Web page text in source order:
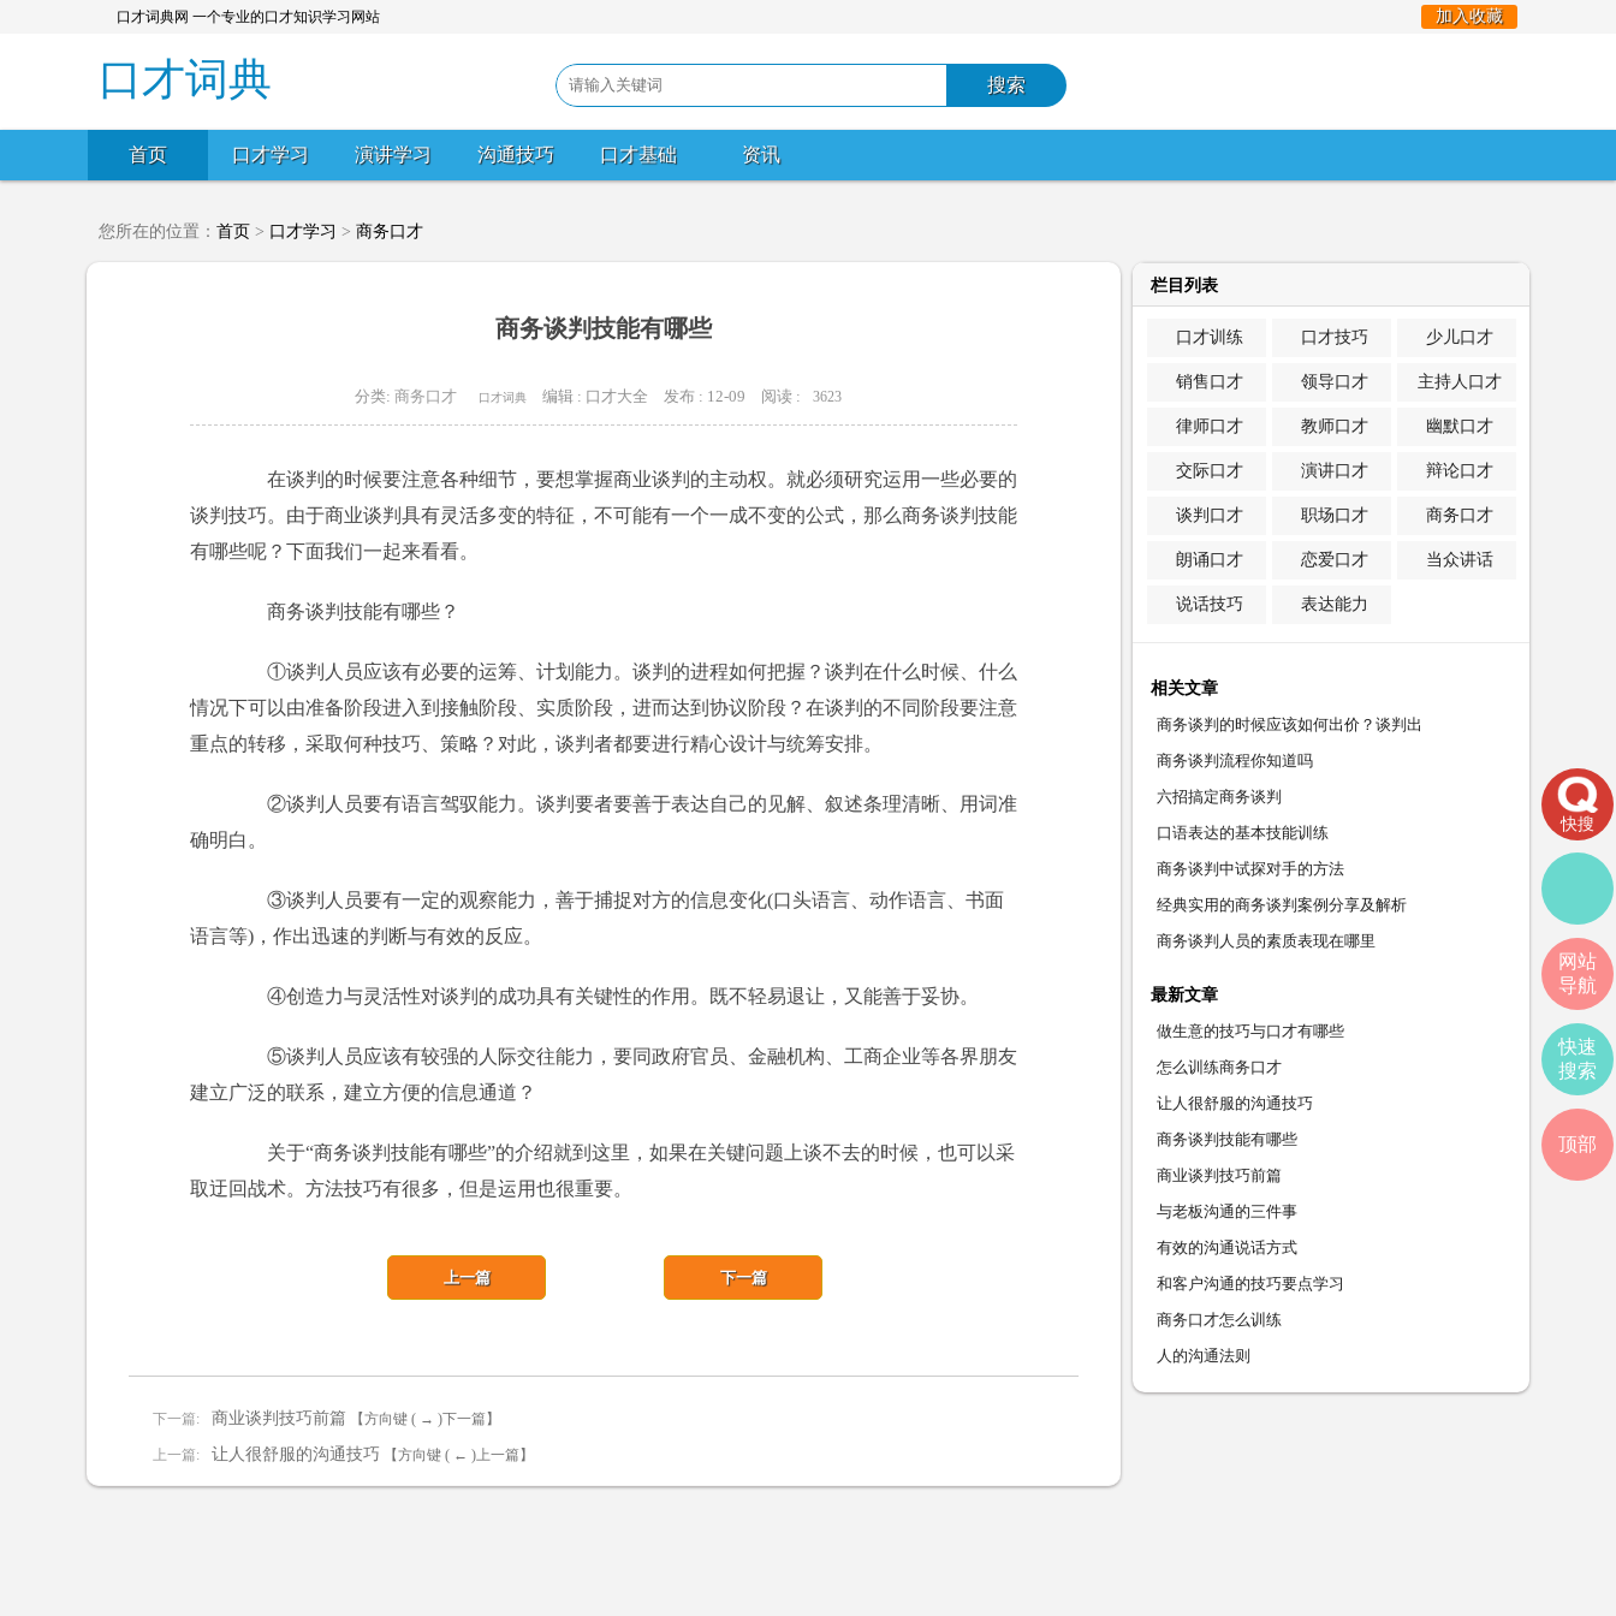
口才词典网 一个专业的口才知识学习网站 加入收藏
口才词典
首页 口才学习 演讲学习 沟通技巧 口才基础 资讯
您所在的位置： 首页 > 口才学习 > 商务口才
商务谈判技能有哪些
分类: 商务口才 口才词典 编辑 : 口才大全 发布 : 12-09 阅读 : 3623
在谈判的时候要注意各种细节，要想掌握商业谈判的主动权。就必须研究运用一些必要的
谈判技巧。由于商业谈判具有灵活多变的特征，不可能有一个一成不变的公式，那么商务谈判技能
有哪些呢？下面我们一起来看看。
商务谈判技能有哪些？
①谈判人员应该有必要的运筹、计划能力。谈判的进程如何把握？谈判在什么时候、什么
情况下可以由准备阶段进入到接触阶段、实质阶段，进而达到协议阶段？在谈判的不同阶段要注意
重点的转移，采取何种技巧、策略？对此，谈判者都要进行精心设计与统筹安排。
②谈判人员要有语言驾驭能力。谈判要者要善于表达自己的见解、叙述条理清晰、用词准
确明白。
③谈判人员要有一定的观察能力，善于捕捉对方的信息变化(口头语言、动作语言、书面
语言等)，作出迅速的判断与有效的反应。
④创造力与灵活性对谈判的成功具有关键性的作用。既不轻易退让，又能善于妥协。
⑤谈判人员应该有较强的人际交往能力，要同政府官员、金融机构、工商企业等各界朋友
建立广泛的联系，建立方便的信息通道？
关于“商务谈判技能有哪些”的介绍就到这里，如果在关键问题上谈不去的时候，也可以采
取迂回战术。方法技巧有很多，但是运用也很重要。
下一篇: 商业谈判技巧前篇
下一篇
【方向键 ( → )下一篇】
上一篇: 让人很舒服的沟通技巧
上一篇
【方向键 ( ← )上一篇】
栏目列表
口才训练 口才技巧 少儿口才
销售口才 领导口才 主持人口才
律师口才 教师口才 幽默口才
交际口才 演讲口才 辩论口才
谈判口才 职场口才 商务口才
朗诵口才 恋爱口才 当众讲话
说话技巧 表达能力
相关文章
商务谈判的时候应该如何出价？谈判出
商务谈判流程你知道吗
六招搞定商务谈判
口语表达的基本技能训练
商务谈判中试探对手的方法
经典实用的商务谈判案例分享及解析
商务谈判人员的素质表现在哪里
最新文章
做生意的技巧与口才有哪些
怎么训练商务口才
让人很舒服的沟通技巧
商务谈判技能有哪些
商业谈判技巧前篇
与老板沟通的三件事
有效的沟通说话方式
和客户沟通的技巧要点学习
商务口才怎么训练
人的沟通法则
快搜
网站
导航
快速
搜索
顶部